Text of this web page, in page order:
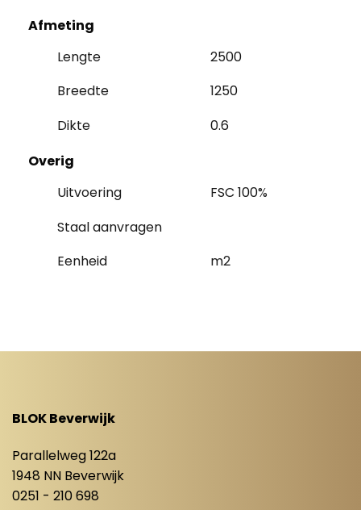
Afmeting
Lengte
2500
Breedte
1250
Dikte
0.6
Overig
Uitvoering
FSC 100%
Staal aanvragen
Eenheid
m2
BLOK Beverwijk
Parallelweg 122a
1948 NN Beverwijk
0251 - 210 698